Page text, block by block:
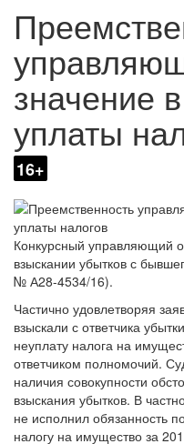
значение
уплаты
16+
Конкурсный управляющий
взыскании убытков с
№ А28-4534/16).
Частично удовлетворяя
взыскали с ответчика
неуплату налога на
ответчиком полномочий.
наличия совокупности
взыскания убытков. В
не исполнил обязанность
налогу на имущество за